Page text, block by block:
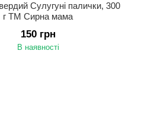
Сулугуні палички, 300
г ТМ Сирна мама
150 грн
В наявності